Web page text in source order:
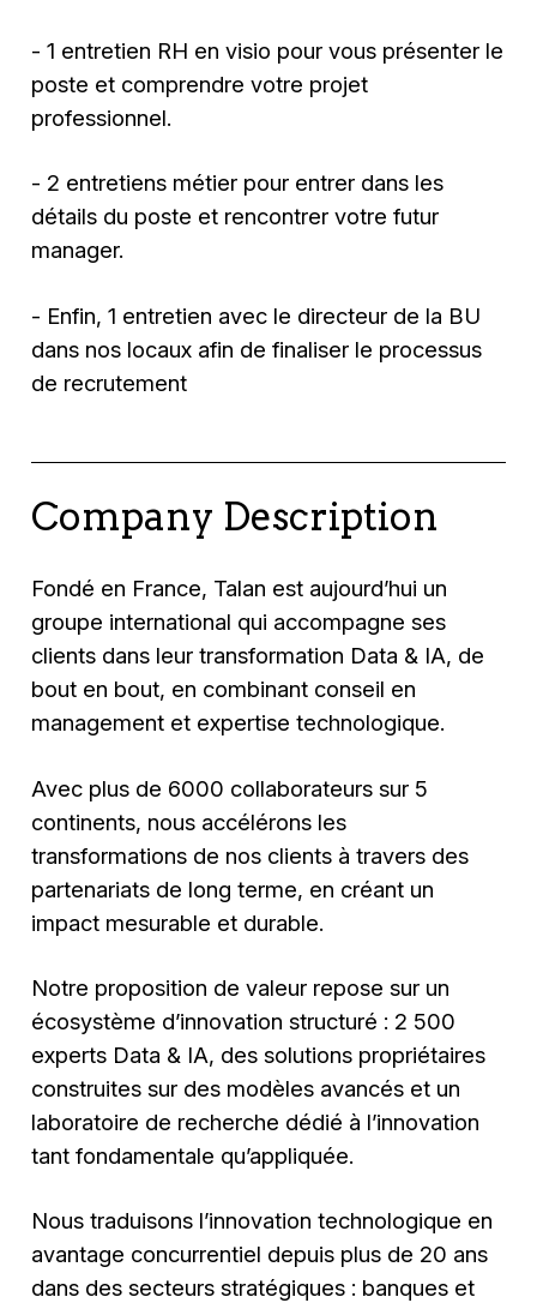
- 1 entretien RH en visio pour vous présenter le
poste et comprendre votre projet
professionnel.
- 2 entretiens métier pour entrer dans les
détails du poste et rencontrer votre futur
manager.
- Enfin, 1 entretien avec le directeur de la BU
dans nos locaux afin de finaliser le processus
de recrutement
Company Description
Fondé en France, Talan est aujourd’hui un
groupe international qui accompagne ses
clients dans leur transformation Data & IA, de
bout en bout, en combinant conseil en
management et expertise technologique.
Avec plus de 6000 collaborateurs sur 5
continents, nous accélérons les
transformations de nos clients à travers des
partenariats de long terme, en créant un
impact mesurable et durable.
Notre proposition de valeur repose sur un
écosystème d’innovation structuré : 2 500
experts Data & IA, des solutions propriétaires
construites sur des modèles avancés et un
laboratoire de recherche dédié à l’innovation
tant fondamentale qu’appliquée.
Nous traduisons l’innovation technologique en
avantage concurrentiel depuis plus de 20 ans
dans des secteurs stratégiques : banques et